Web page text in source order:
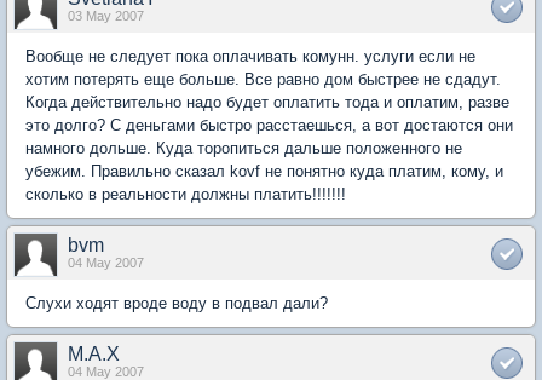
03 May 2007
Вообще не следует пока оплачивать комунн. услуги если не
хотим потерять еще больше. Все равно дом быстрее не сдадут.
Когда действительно надо будет оплатить тода и оплатим, разве
это долго? С деньгами быстро расстаешься, а вот достаются они
намного дольше. Куда торопиться дальше положенного не
убежим. Правильно сказал kovf не понятно куда платим, кому, и
сколько в реальности должны платить!!!!!!!
bvm
04 May 2007
Слухи ходят вроде воду в подвал дали?
M.A.X
04 May 2007